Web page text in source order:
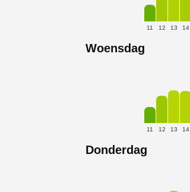
11 12 13 14
Woensdag
11 12 13 14
Donderdag